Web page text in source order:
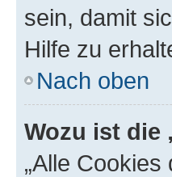
sein, damit
Hilfe zu
Nach oben
Wozu ist die
„Alle